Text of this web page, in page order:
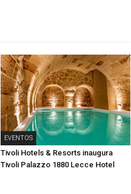
EVENTOS
Tivoli Hotels & Resorts inaugura
Tivoli Palazzo 1880 Lecce Hotel